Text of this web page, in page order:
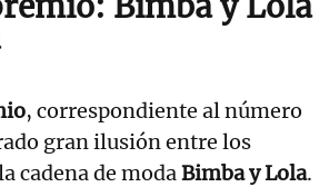
, correspondiente al número
gran ilusión entre los
cadena de modaBimba y Lola.